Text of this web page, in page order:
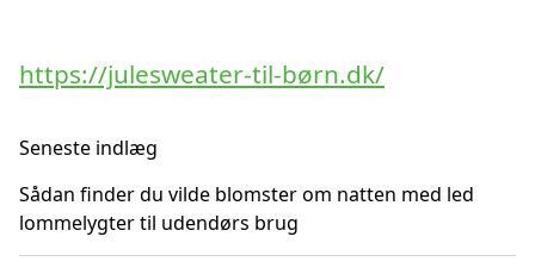
https://julesweater-til-børn.dk/
Seneste indlæg
Sådan finder du vilde blomster om natten med led
lommelygter til udendørs brug